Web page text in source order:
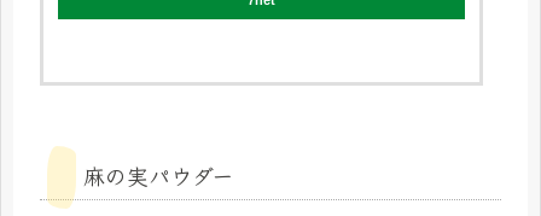
麻の実パウダー